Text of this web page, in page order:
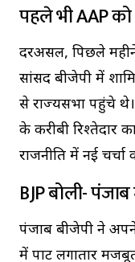
पहले भी AAP
दरअसल, पिछले
सांसद बीजेपी में
से राज्यसभा पहुंचे
के करीबी रिश्तेदार
राजनीति में नई
BJP बोली-
पंजाब बीजेपी ने
में पार्टी लगातार